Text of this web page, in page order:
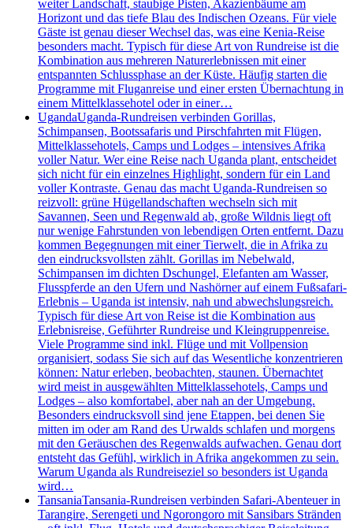
weiter Landschaft, staubige Pisten, Akazienbäume am
Horizont und das tiefe Blau des Indischen Ozeans. Für viele
Gäste ist genau dieser Wechsel das, was eine Kenia-Reise
besonders macht. Typisch für diese Art von Rundreise ist die
Kombination aus mehreren Naturerlebnissen mit einer
entspannten Schlussphase an der Küste. Häufig starten die
Programme mit Fluganreise und einer ersten Übernachtung in
einem Mittelklassehotel oder in einer…
UgandaUganda-Rundreisen verbinden Gorillas,
Schimpansen, Bootssafaris und Pirschfahrten mit Flügen,
Mittelklassehotels, Camps und Lodges – intensives Afrika
voller Natur. Wer eine Reise nach Uganda plant, entscheidet
sich nicht für ein einzelnes Highlight, sondern für ein Land
voller Kontraste. Genau das macht Uganda-Rundreisen so
reizvoll: grüne Hügellandschaften wechseln sich mit
Savannen, Seen und Regenwald ab, große Wildnis liegt oft
nur wenige Fahrstunden von lebendigen Orten entfernt. Dazu
kommen Begegnungen mit einer Tierwelt, die in Afrika zu
den eindrucksvollsten zählt. Gorillas im Nebelwald,
Schimpansen im dichten Dschungel, Elefanten am Wasser,
Flusspferde an den Ufern und Nashörner auf einem Fußsafari-
Erlebnis – Uganda ist intensiv, nah und abwechslungsreich.
Typisch für diese Art von Reise ist die Kombination aus
Erlebnisreise, Geführter Rundreise und Kleingruppenreise.
Viele Programme sind inkl. Flüge und mit Vollpension
organisiert, sodass Sie sich auf das Wesentliche konzentrieren
können: Natur erleben, beobachten, staunen. Übernachtet
wird meist in ausgewählten Mittelklassehotels, Camps und
Lodges – also komfortabel, aber nah an der Umgebung.
Besonders eindrucksvoll sind jene Etappen, bei denen Sie
mitten im oder am Rand des Urwalds schlafen und morgens
mit den Geräuschen des Regenwalds aufwachen. Genau dort
entsteht das Gefühl, wirklich in Afrika angekommen zu sein.
Warum Uganda als Rundreiseziel so besonders ist Uganda
wird…
TansaniaTansania-Rundreisen verbinden Safari-Abenteuer in
Tarangire, Serengeti und Ngorongoro mit Sansibars Stränden